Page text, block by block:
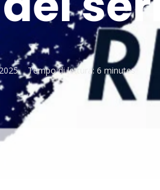
Tempo di lettura:6 minutes